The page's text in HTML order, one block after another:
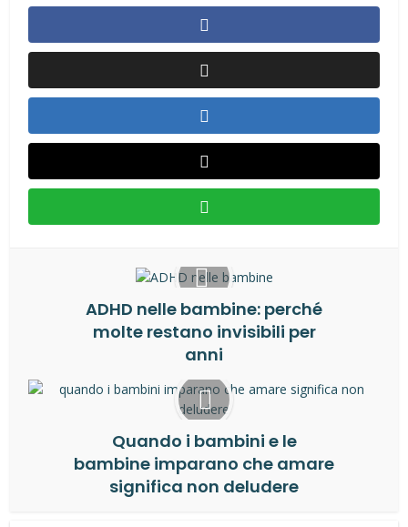
ADHD nelle bambine: perché
molte restano invisibili per
anni
Quando i bambini e le
bambine imparano che amare
significa non deludere